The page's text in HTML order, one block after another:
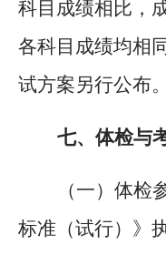
科目成绩相比，
各科目成绩均相
试方案另行公布。
七、 体检与
（一）体检
标准（试行）》